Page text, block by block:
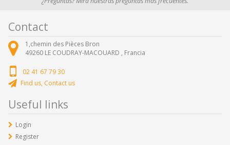
Contact
1,chemin des Pièces Bron
49260 LE COUDRAY-MACOUARD , Francia
02 41 67 79 30
Find us, Contact us
Useful links
Login
Register